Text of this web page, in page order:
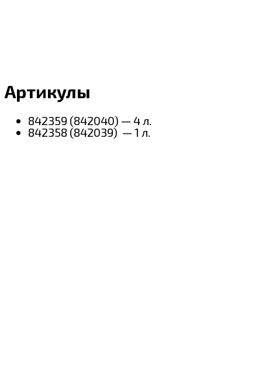
Артикулы
842359 (842040) — 4 л.
842358 (842039) — 1 л.